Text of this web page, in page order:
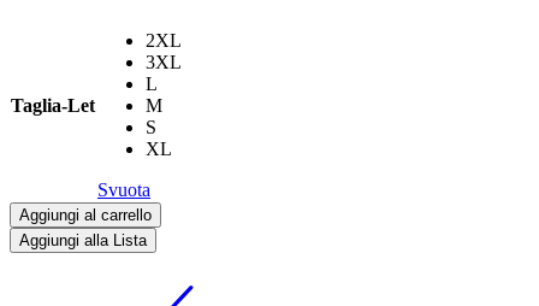
Taglia-Let
2XL
3XL
L
M
S
XL
Svuota
Aggiungi al carrello
Aggiungi alla Lista